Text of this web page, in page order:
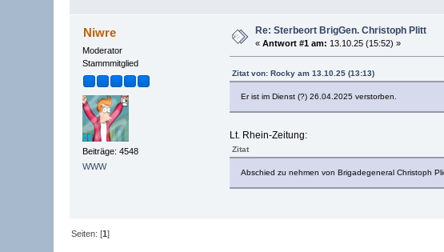
Niwre
Moderator
Stammmitglied
Beiträge: 4548
WWW
Re: Sterbeort BrigGen. Christoph Plitt
«Antwort #1 am: 13.10.25 (15:52) »
Zitat von: Rocky am 13.10.25 (13:13)
Er ist im Dienst (?) 26.04.2025 verstorben.
Lt. Rhein-Zeitung:
Zitat
Abschied zu nehmen von Brigadegeneral Christoph
Seiten: [1]